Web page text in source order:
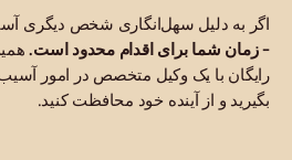
اگر به دلیل سهل‌انگاری شخص دیگری
- زمان شما برای اقدام محدود است.
رایگان با یک وکیل متخصص در امور
بگیرید و از آینده خود محافظت کنید.